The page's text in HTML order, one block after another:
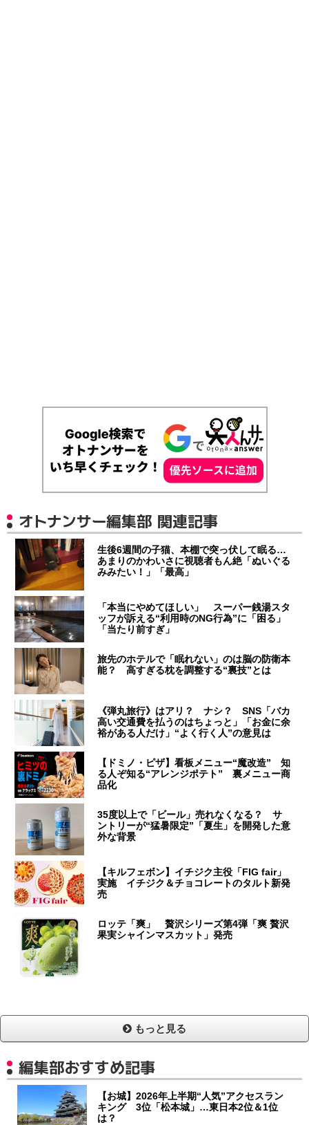
オトナンサー編集部 関連記事
生後6週間の子猫、本棚で突っ伏して眠る…
あまりのかわいさに視聴者もん絶「ぬいぐる
みみたい！」「最高」
「本当にやめてほしい」 スーパー銭湯スタ
ッフが訴える“利用時のNG行為”に「困る」
「当たり前すぎ」
旅先のホテルで「眠れない」のは脳の防衛本
能？ 高すぎる枕を調整する“裏技”とは
《弾丸旅行》はアリ？ ナシ？ SNS「バカ
高い交通費を払うのはちょっと」「お金に余
裕がある人だけ」“よく行く人”の意見は
【ドミノ・ピザ】看板メニュー“魔改造” 知
る人ぞ知る“アレンジポテト” 裏メニュー商
品化
35度以上で「ビール」売れなくなる？ サ
ントリーが“猛暑限定”「夏生」を開発した意
外な背景
【キルフェボン】イチジク主役「FIG fair」
実施 イチジク＆チョコレートのタルト新発
売
ロッテ「爽」 贅沢シリーズ第4弾「爽 贅沢
果実シャインマスカット」発売
もっと見る
編集部おすすめ記事
【お城】2026年上半期“人気”アクセスラン
キング 3位「松本城」…東日本2位＆1位
は？